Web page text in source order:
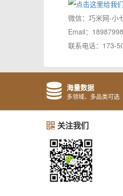
微信：巧米网-小
Email：
联系电话：173-
海量数据
多领域、多品类可选
关注我们